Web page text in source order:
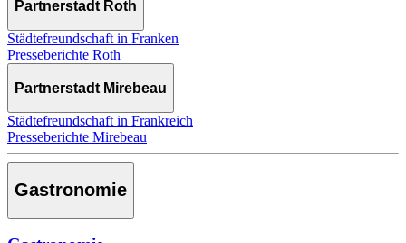
Partnerstadt Roth
Städtefreundschaft in Franken
Presseberichte Roth
Partnerstadt Mirebeau
Städtefreundschaft in Frankreich
Presseberichte Mirebeau
Gastronomie